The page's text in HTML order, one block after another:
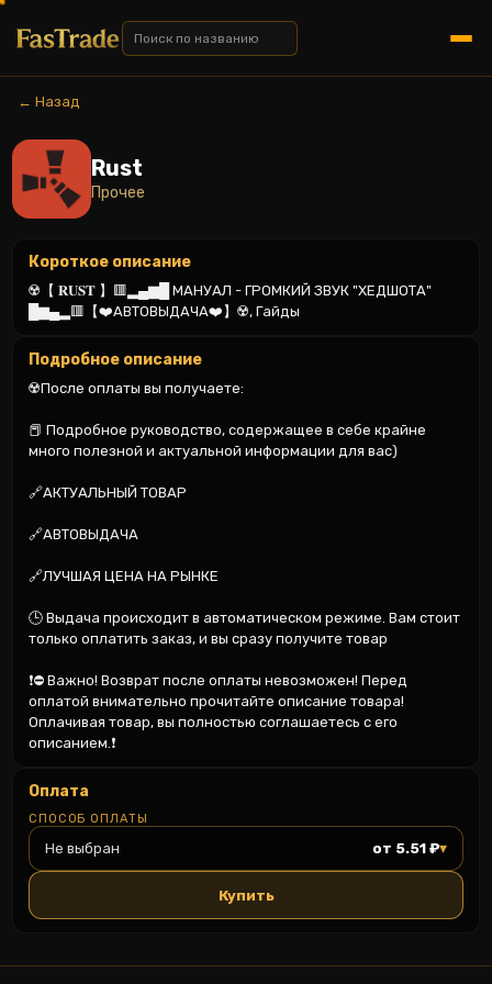
← Назад
Rust
Прочее
Короткое описание
☢️【 𝐑𝐔𝐒𝐓 】🟥▂▄▆█ МАНУАЛ - ГРОМКИЙ ЗВУК "ХЕДШОТА"
█▆▄▂🟥【❤️АВТОВЫДАЧА❤️】☢️, Гайды
Подробное описание
☢️После оплаты вы получаете:
📕 Подробное руководство, содержащее в себе крайне
много полезной и актуальной информации для вас)
🔗АКТУАЛЬНЫЙ ТОВАР
🔗АВТОВЫДАЧА
🔗ЛУЧШАЯ ЦЕНА НА РЫНКЕ
🕒 Выдача происходит в автоматическом режиме. Вам стоит
только оплатить заказ, и вы сразу получите товар
❗️⛔ Важно! Возврат после оплаты невозможен! Перед
оплатой внимательно прочитайте описание товара!
Оплачивая товар, вы полностью соглашаетесь с его
описанием.❗️
Оплата
СПОСОБ ОПЛАТЫ
Не выбран от 5.51 ₽▾
Купить